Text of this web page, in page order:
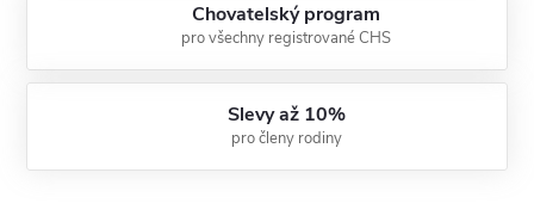
Chovatelský program
pro všechny registrované CHS
Slevy až 10%
pro členy rodiny